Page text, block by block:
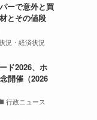
ーで意外と買
とその値段
況・経済状況
ド2026、ホ
開催（2026
行政ニュース